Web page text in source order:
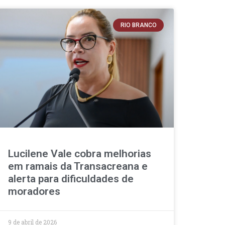
RIO BRANCO
Lucilene Vale cobra melhorias
em ramais da Transacreana e
alerta para dificuldades de
moradores
9 de abril de 2026